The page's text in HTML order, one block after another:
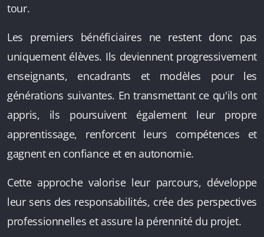
tour.
Les premiers bénéficiaires ne restent donc pas
uniquement élèves. Ils deviennent progressivement
enseignants, encadrants et modèles pour les
générations suivantes. En transmettant ce qu'ils ont
appris, ils poursuivent également leur propre
apprentissage, renforcent leurs compétences et
gagnent en confiance et en autonomie.
Cette approche valorise leur parcours, développe
leur sens des responsabilités, crée des perspectives
professionnelles et assure la pérennité du projet.